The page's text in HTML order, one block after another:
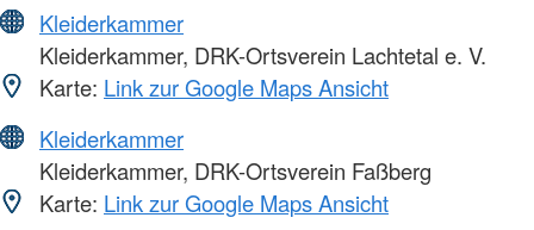
Kleiderkammer
Kleiderkammer, DRK-Ortsverein Lachtetal e. V.
Karte: Link zur Google Maps Ansicht
Kleiderkammer
Kleiderkammer, DRK-Ortsverein Faßberg
Karte: Link zur Google Maps Ansicht